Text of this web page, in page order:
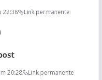
22:38 Link permanente
20:28 Link permanente